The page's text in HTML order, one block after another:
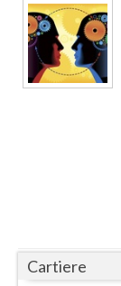
Cluj
Constanta
Covasna
Gorj
Cartiere